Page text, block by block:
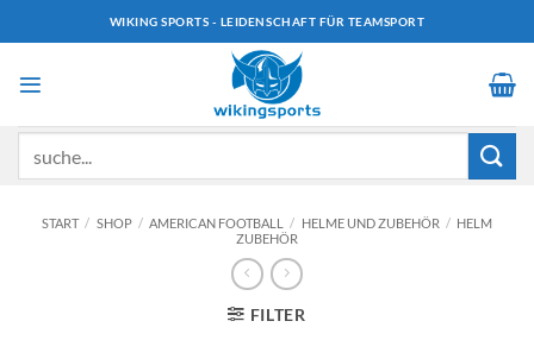
WIKING SPORTS - LEIDENSCHAFT FÜR TEAMSPORT
START / SHOP / AMERICAN FOOTBALL / HELME UND ZUBEHÖR / HELM
ZUBEHÖR
FILTER